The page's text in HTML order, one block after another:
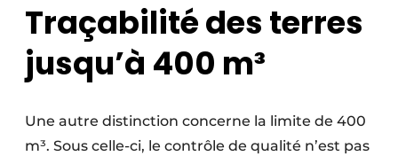
Traçabilité des terres
jusqu’à 400 m³
Une autre distinction concerne la limite de 400
m³. Sous celle-ci, le contrôle de qualité n’est pas